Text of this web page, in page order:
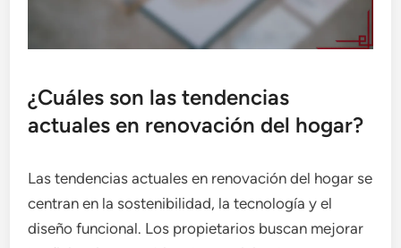
¿Cuáles son las tendencias
actuales en renovación del hogar?
Las tendencias actuales en renovación del hogar se
centran en la sostenibilidad, la tecnología y el
diseño funcional. Los propietarios buscan mejorar